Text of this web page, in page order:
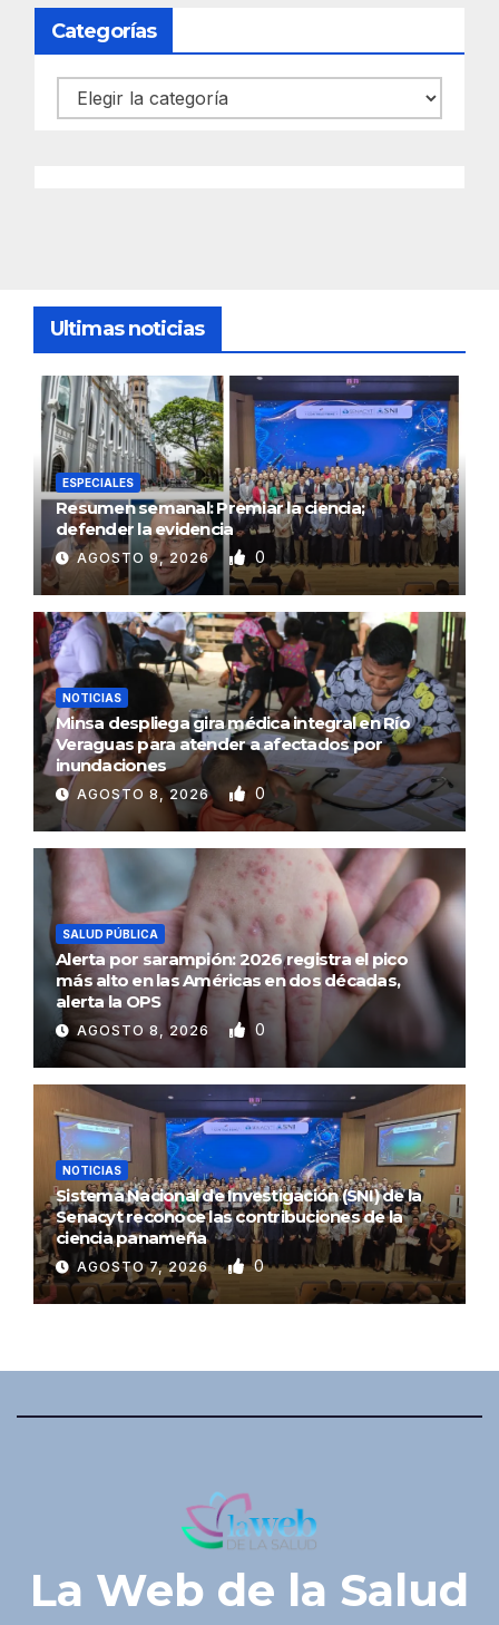
Categorías
Categorías
Ultimas noticias
ESPECIALES
Resumen semanal: Premiar la ciencia;
defender la evidencia
AGOSTO 9, 2026 0
NOTICIAS
Minsa despliega gira médica integral en Río
Veraguas para atender a afectados por
inundaciones
AGOSTO 8, 2026 0
SALUD PÚBLICA
Alerta por sarampión: 2026 registra el pico
más alto en las Américas en dos décadas,
alerta la OPS
AGOSTO 8, 2026 0
NOTICIAS
Sistema Nacional de Investigación (SNI) de la
Senacyt reconoce las contribuciones de la
ciencia panameña
AGOSTO 7, 2026 0
La Web de la Salud